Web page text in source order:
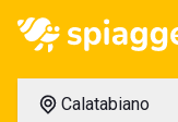
Calatabiano